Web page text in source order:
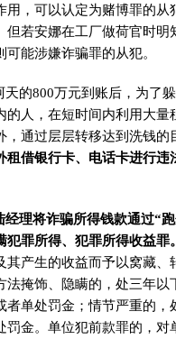
用，可以认定为赌博罪的从
但若安娜在工厂做荷官时明
能涉嫌诈骗罪的从犯。
天的800万元到账后，为了
的人，在短时间内利用大量
，通过层层转移达到洗钱的
租借银行卡、电话卡进行违
经理将诈骗所得钱款通过“
犯罪所得、犯罪所得收益罪。
其产生的收益而予以窝藏、
法掩饰、隐瞒的，处三年以
者单处罚金；情节严重的，
罚金。单位犯前款罪的，对